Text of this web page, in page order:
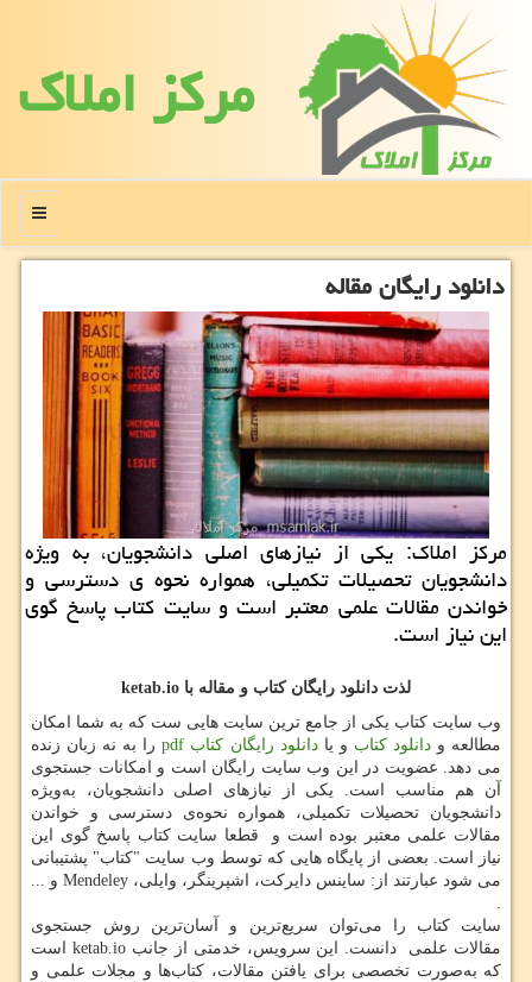
مركز املاك
منو
دانلود رایگان مقاله
مركز املاك: یكی از نیازهای اصلی دانشجویان، به ویژه
دانشجویان تحصیلات تكمیلی، همواره نحوه ی دسترسی و
خواندن مقالات علمی معتبر است و سایت كتاب پاسخ گوی
این نیاز است.
لذت دانلود رایگان کتاب و مقاله با ketab.io
وب سایت کتاب یکی از جامع ترین سایت هایی ست که به شما امکان
مطالعه ودانلود کتاب و یادانلود رایگان کتاب pdfرا به نه زبان زنده
می دهد. عضویت در این وب سایت رایگان است و امکانات جستجوی
آن هم مناسب است. یکی از نیازهای اصلی دانشجویان، به‌ویژه
دانشجویان تحصیلات تکمیلی، همواره نحوه‌ی دسترسی و خواندن
مقالات علمی معتبر بوده است و قطعا سایت کتاب پاسخ گوی این
نیاز است. بعضی از پایگاه هایی که توسط وب سایت "کتاب" پشتیبانی
می شود عبارتند از: ساینس دایرکت، اشپرینگر، وایلی، Mendeley و ...
.
سایت کتاب را می‌توان سریع‌ترین و آسان‌ترین روش جستجوی
مقالات علمی دانست. این سرویس، خدمتی از جانبketab.io
است
که به‌صورت تخصصی برای یافتن مقالات، کتاب‌ها و مجلات علمی و